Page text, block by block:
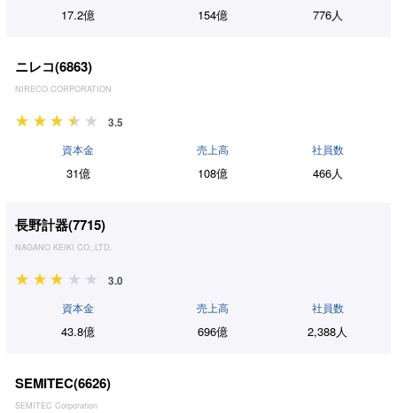
17.2億 154億 776人
ニレコ(6863)
NIRECO CORPORATION
3.5
資本金
31億
売上高
108億
社員数
466人
長野計器(7715)
NAGANO KEIKI CO.,LTD.
3.0
資本金
43.8億
売上高
696億
社員数
2,388人
SEMITEC(6626)
SEMITEC Corporation